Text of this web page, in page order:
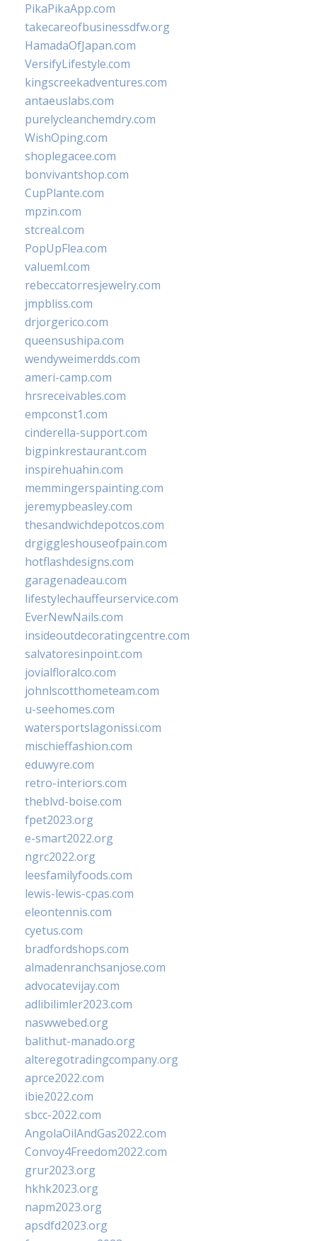
PikaPikaApp.com
takecareofbusinessdfw.org
HamadaOfJapan.com
VersifyLifestyle.com
kingscreekadventures.com
antaeuslabs.com
purelycleanchemdry.com
WishOping.com
shoplegacee.com
bonvivantshop.com
CupPlante.com
mpzin.com
stcreal.com
PopUpFlea.com
valueml.com
rebeccatorresjewelry.com
jmpbliss.com
drjorgerico.com
queensushipa.com
wendyweimerdds.com
ameri-camp.com
hrsreceivables.com
empconst1.com
cinderella-support.com
bigpinkrestaurant.com
inspirehuahin.com
memmingerspainting.com
jeremypbeasley.com
thesandwichdepotcos.com
drgiggleshouseofpain.com
hotflashdesigns.com
garagenadeau.com
lifestylechauffeurservice.com
EverNewNails.com
insideoutdecoratingcentre.com
salvatoresinpoint.com
jovialfloralco.com
johnlscotthometeam.com
u-seehomes.com
watersportslagonissi.com
mischieffashion.com
eduwyre.com
retro-interiors.com
theblvd-boise.com
fpet2023.org
e-smart2022.org
ngrc2022.org
leesfamilyfoods.com
lewis-lewis-cpas.com
eleontennis.com
cyetus.com
bradfordshops.com
almadenranchsanjose.com
advocatevijay.com
adlibilimler2023.com
naswwebed.org
balithut-manado.org
alteregotradingcompany.org
aprce2022.com
ibie2022.com
sbcc-2022.com
AngolaOilAndGas2022.com
Convoy4Freedom2022.com
grur2023.org
hkhk2023.org
napm2023.org
apsdfd2023.org